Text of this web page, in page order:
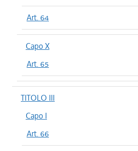
Art. 64
Capo X
Art. 65
TITOLO III
Capo I
Art. 66